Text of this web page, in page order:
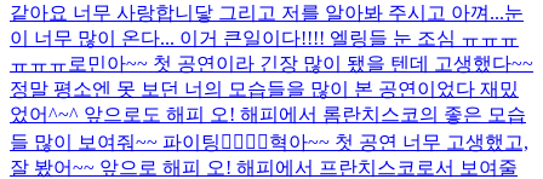
같아요 너무 사랑합니닿 그리고 저를 알아봐 주시고 아껴...눈
이 너무 많이 온다... 이거 큰일이다!!!! 엘링들 눈 조심 ㅠㅠㅠ
ㅠㅠㅠ로민아~~ 첫 공연이라 긴장 많이 됐을 텐데 고생했다~~
정말 평소엔 못 보던 너의 모습들을 많이 본 공연이었다 재밌
었어^~^ 앞으로도 해피 오! 해피에서 롬란치스코의 좋은 모습
들 많이 보여줘~~ 파이팅👍🏻👍🏻혁아~~ 첫 공연 너무 고생했고,
잘 봤어~~ 앞으로 해피 오! 해피에서 프란치스코로서 보여줄